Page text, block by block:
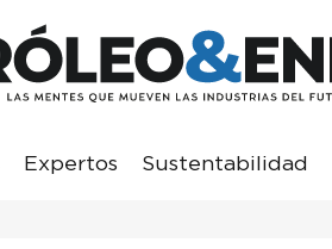
Expertos Sustentabilidad